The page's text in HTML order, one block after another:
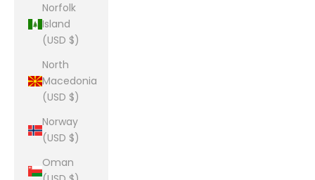
Norfolk
Island
(USD $)
North
Macedonia
(USD $)
Norway
(USD $)
Oman